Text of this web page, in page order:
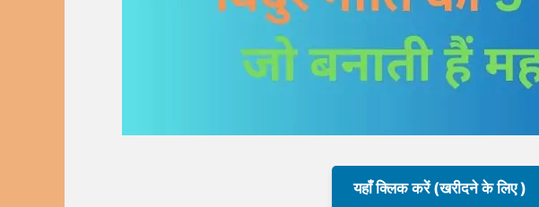
यहाँ क्लिक करें (खरीदने के लिए )